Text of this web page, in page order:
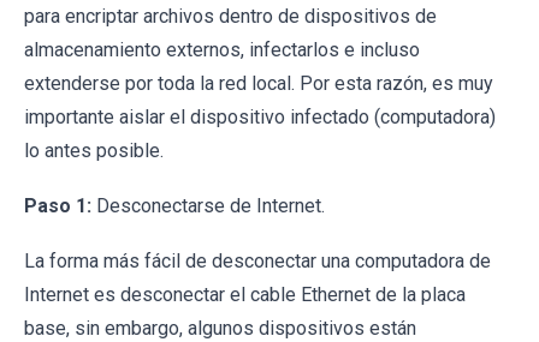
para encriptar archivos dentro de dispositivos de
almacenamiento externos, infectarlos e incluso
extenderse por toda la red local. Por esta razón, es muy
importante aislar el dispositivo infectado (computadora)
lo antes posible.
Paso 1: Desconectarse de Internet.
La forma más fácil de desconectar una computadora de
Internet es desconectar el cable Ethernet de la placa
base, sin embargo, algunos dispositivos están